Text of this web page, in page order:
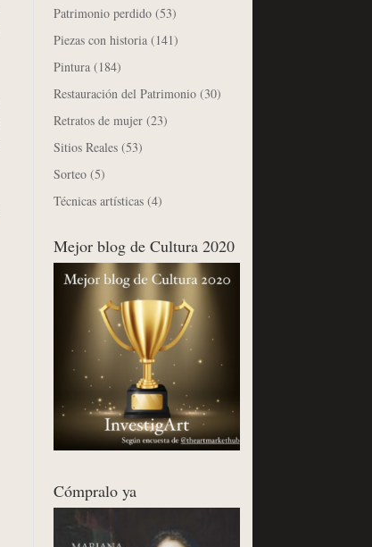
Patrimonio perdido (53)
Piezas con historia (141)
Pintura (184)
Restauración del Patrimonio (30)
Retratos de mujer (23)
Sitios Reales (53)
Sorteo (5)
Técnicas artísticas (4)
Mejor blog de Cultura 2020
Cómpralo ya